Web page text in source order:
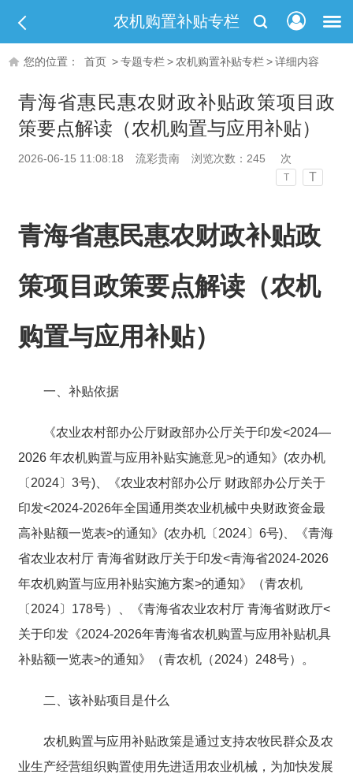
农机购置补贴专栏
您的位置： 首页 >专题专栏> 农机购置补贴专栏>详细内容
青海省惠民惠农财政补贴政策项目政
策要点解读（农机购置与应用补贴）
2026-06-15 11:08:18 流彩贵南 浏览次数： 245 次
T T
青海省惠民惠农财政补贴政
策项目政策要点解读（农机
购置与应用补贴）
一、补贴依据
《农业农村部办公厅财政部办公厅关于印发<2024—
2026 年农机购置与应用补贴实施意见>的通知》 (农办机
〔 2024〕 3号)、《农业农村部办公厅 财政部办公厅关于
印发<2024-2026年全国通用类农业机械中央财政资金最
高补贴额一览表>的通知》 (农办机〔 2024〕 6号)、《青海
省农业农村厅 青海省财政厅关于印发<青海省2024-2026
年农机购置与应用补贴实施方案>的通知》（青农机
〔 2024〕 178号）、《青海省农业农村厅 青海省财政厅<
关于印发《2024-2026年青海省农机购置与应用补贴机具
补贴额一览表>的通知》（青农机（2024） 248号）。
二、该补贴项目是什么
农机购置与应用补贴政策是通过支持农牧民群众及农
业生产经营组织购置使用先进适用农业机械，为加快发展